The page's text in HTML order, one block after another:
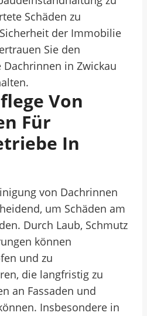
Schäden zu
der Immobilie
Sie den
Dachrinnen in Zwickau
Von
Für
In
von Dachrinnen
um Schäden am
Durch Laub, Schmutz
können
und zu
die langfristig zu
an Fassaden und
Insbesondere in